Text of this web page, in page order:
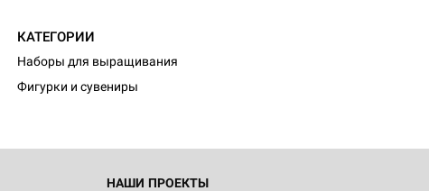
КАТЕГОРИИ
Наборы для выращивания
Фигурки и сувениры
НАШИ ПРОЕКТЫ